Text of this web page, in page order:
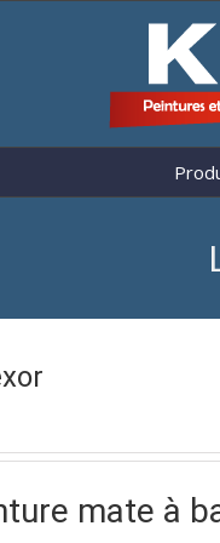
mate à